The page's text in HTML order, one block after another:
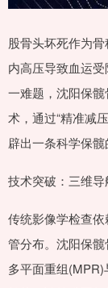
股骨头坏死作为
内高压导致血运
一难题，沈阳保
术，通过“精准减
辟出一条科学保髋
技术突破：三维导
传统影像学检查
管分布。沈阳保
多平面重组